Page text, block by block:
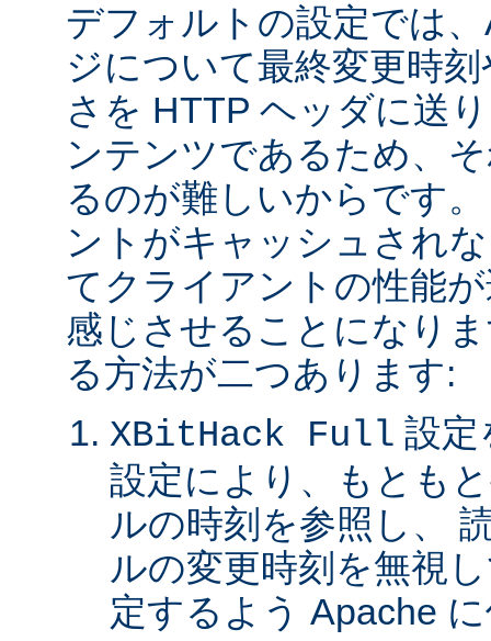
デフォルトの設定では
ジについて最終変更時
さを HTTP ヘッダに送
ンテンツであるため、
るのが難しいからです
ントがキャッシュされ
てクライアントの性能
感じさせることになり
る方法が二つあります:
XBitHack Full 設定
設定により、もとも
ルの時刻を参照し、
ルの変更時刻を無視
定するよう Apache